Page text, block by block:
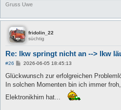
Gruss Uwe
fridolin_22
süchtig
Re: lkw springt nicht an --> lkw
#26
B
i
r
g
2026-06-05 18:45:13
Glückwunsch zur erfolgreichen
In solchen Momenten bin ich immer
Elektronikhirn hat...